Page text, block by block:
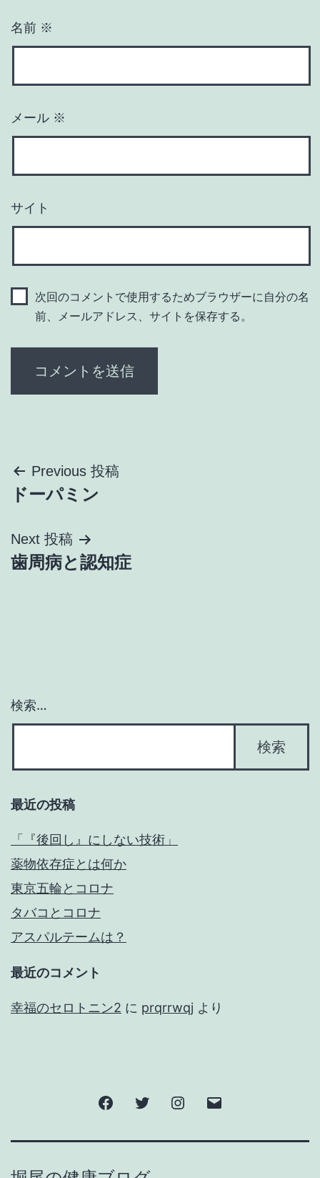
名前 ※
メール ※
サイト
次回のコメントで使用するためブラウザーに自分の名
前、メールアドレス、サイトを保存する。
投
稿
ナ
ビ
ョ
Previous 投稿
ドーパミン
Next 投稿
歯周病と認知症
検索…
最近の投稿
「『後回し』にしない技術」
薬物依存症とは何か
東京五輪とコロナ
タバコとコロナ
アスパルテームは？
最近のコメント
幸福のセロトニン2 に prqrrwqj より
FacebookTwitter Instagram